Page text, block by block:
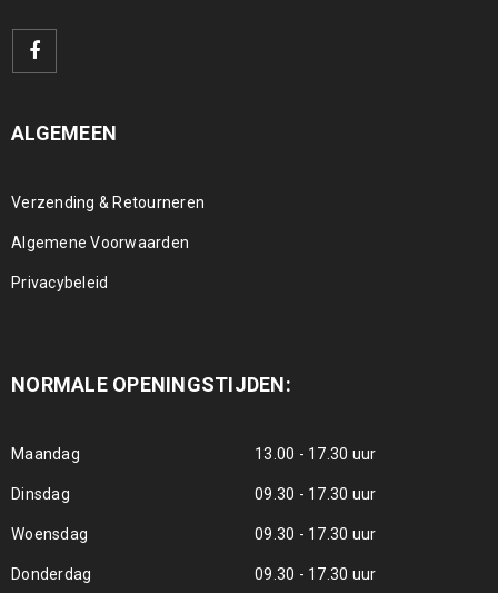
ALGEMEEN
Verzending & Retourneren
Algemene Voorwaarden
Privacybeleid
NORMALE OPENINGSTIJDEN:
Maandag 13.00 - 17.30 uur
Dinsdag 09.30 - 17.30 uur
Woensdag 09.30 - 17.30 uur
Donderdag 09.30 - 17.30 uur